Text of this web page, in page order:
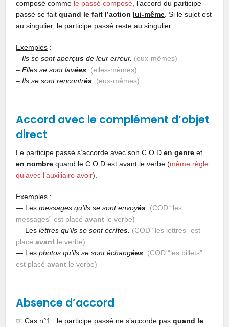
composé comme le passé composé , l’accord du participe
passé se faitquand le fait l’action lui-même . Si le sujet est
au singulier, le participe passé reste au singulier.
Exemples :
– Ils se sont aperçus de leur erreur. (eux-mêmes)
–Elles se sont lavées (elles-mêmes)
– Ils se sont rencontrés (eux-mêmes)
Accord avec le complément d’objet
direct
Le participe passé s’accorde avec son C.O.Den genreet
en nombre quand le C.O.D estavant le verbe (même règle
qu’avec l’auxiliaire avoir).
Exemples :
— Les messages qu’ils se sont envoyés (COD “les
messages” est placéavant le verbe)
— Les lettres qu’ils se sont écrites (COD “les lettres” est
placéavant le verbe)
— Les photos qu’ils se sont échangées (COD “les billets”
est placéavant le verbe)
Absence d’accord
☞Cas n°1 : le participe passé ne s’accorde pasquand le